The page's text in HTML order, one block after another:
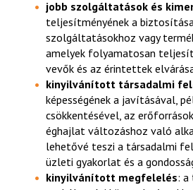
jobb szolgáltatások és
teljesítményének a
szolgáltatásokhoz vagy
amelyek folyamatosan
vevők és az érintettek
kinyilvánított társadalmi
képességének a javításával,
csökkentésével, az
éghajlat változáshoz való
lehetővé teszi a társadalmi
üzleti gyakorlat és a
kinyilvánított megfelelés: a